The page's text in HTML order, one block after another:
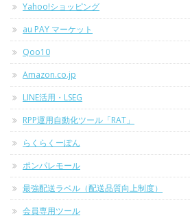
Yahoo!ショッピング
au PAY マーケット
Qoo10
Amazon.co.jp
LINE活用・LSEG
RPP運用自動化ツール「RAT」
らくらくーぽん
ポンパレモール
最強配送ラベル（配送品質向上制度）
会員専用ツール